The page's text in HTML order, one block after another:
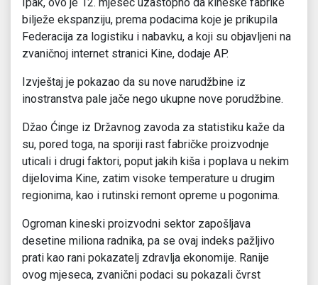
Ipak, ovo je 12. mjesec uzastopno da kineske fabrike
bilježe ekspanziju, prema podacima koje je prikupila
Federacija za logistiku i nabavku, a koji su objavljeni na
zvaničnoj internet stranici Kine, dodaje AP.
Izvještaj je pokazao da su nove narudžbine iz
inostranstva pale jače nego ukupne nove porudžbine.
Džao Ćinge iz Državnog zavoda za statistiku kaže da
su, pored toga, na sporiji rast fabričke proizvodnje
uticali i drugi faktori, poput jakih kiša i poplava u nekim
dijelovima Kine, zatim visoke temperature u drugim
regionima, kao i rutinski remont opreme u pogonima.
Ogroman kineski proizvodni sektor zapošljava
desetine miliona radnika, pa se ovaj indeks pažljivo
prati kao rani pokazatelj zdravlja ekonomije. Ranije
ovog mjeseca, zvanični podaci su pokazali čvrst